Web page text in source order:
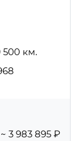
500 км.
~ 3 983 895 ₽